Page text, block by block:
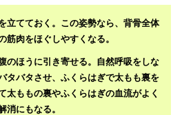
立てておく。この姿勢なら、背骨全体
筋肉をほぐしやすくなる。
のほうに引き寄せる。自然呼吸をしな
タバタさせ、ふくらはぎで太もも裏を
太ももの裏やふくらはぎの血流がよく
消にもなる。